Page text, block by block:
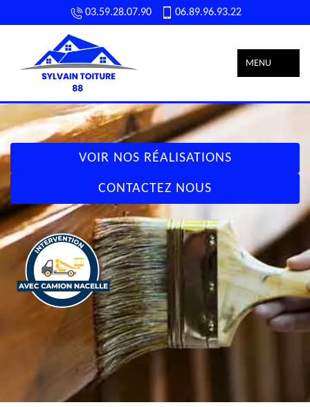
03.59.28.07.90 06.89.96.93.22
MENU
VOIR NOS RÉALISATIONS
CONTACTEZ NOUS